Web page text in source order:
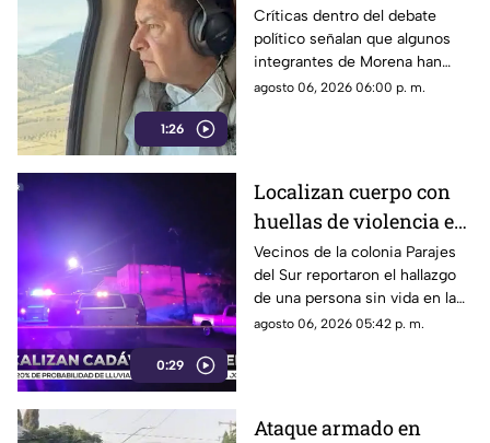
1:26
Morena por presuntos
gastos alejados de la
austeridad
Críticas dentro del debate
político señalan que algunos
integrantes de Morena han
sido señalados por realizar
agosto 06, 2026 06:00 p. m.
0:29
Localizan cuerpo con
huellas de violencia en
calles de Parajes del
Sur | VIDEO
Vecinos de la colonia Parajes
del Sur reportaron el hallazgo
de una persona sin vida en la
vía pública.
agosto 06, 2026 05:42 p. m.
Ataque armado en